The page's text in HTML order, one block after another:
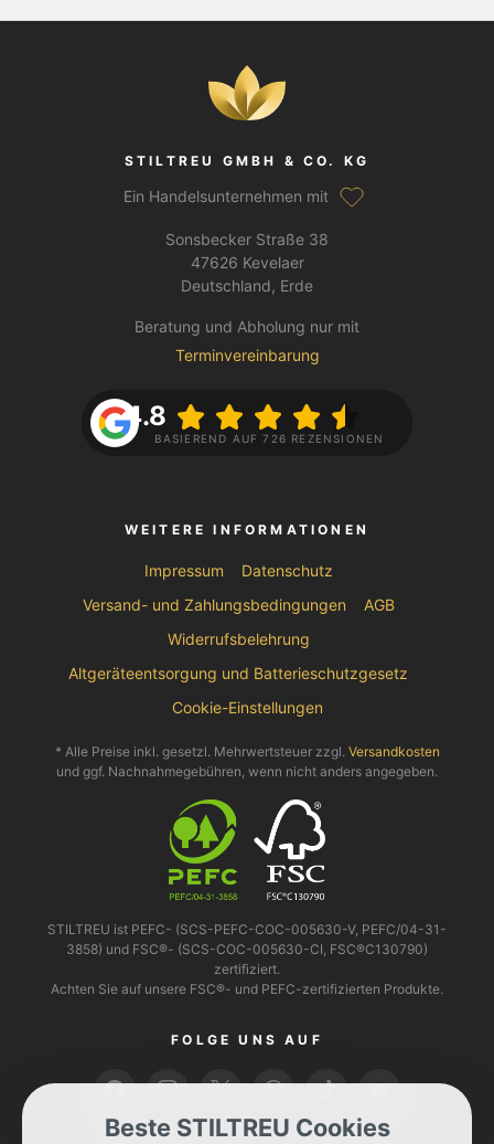
STILTREU GMBH & CO. KG
Ein Handelsunternehmen mit
Sonsbecker Straße 38
47626 Kevelaer
Deutschland, Erde
Beratung und Abholung nur mit
Terminvereinbarung
4.8
BASIEREND AUF 726 REZENSIONEN
WEITERE INFORMATIONEN
Impressum
Datenschutz
Versand- und Zahlungsbedingungen
AGB
Widerrufsbelehrung
Altgeräteentsorgung und Batterieschutzgesetz
Cookie-Einstellungen
* Alle Preise inkl. gesetzl. Mehrwertsteuer zzgl. Versandkosten
und ggf. Nachnahmegebühren, wenn nicht anders angegeben.
STILTREU ist PEFC- (SCS-PEFC-COC-005630-V, PEFC/04-31-
3858) und FSC®- (SCS-COC-005630-CI, FSC®C130790)
zertifiziert.
Achten Sie auf unsere FSC®- und PEFC-zertifizierten Produkte.
FOLGE UNS AUF
Beste STILTREU Cookies